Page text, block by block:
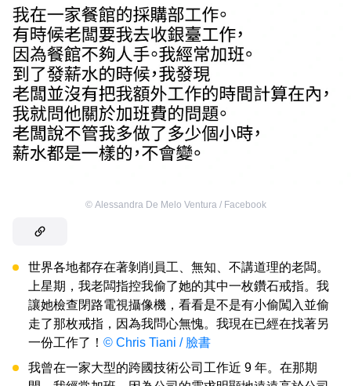
© Alessandra De Melo Ventura / Facebook
世界各地都存在著剝削員工、無知、不講道理的老闆。
上星期，我老闆指控我偷了她的其中一枚鑽石戒指。我
讓她檢查閉路電視攝像機，看看是不是有小偷闖入並偷
走了那枚戒指，因為我問心無愧。我現在已經在找著另
一份工作了！ © Chris Tiani / 臉書
我曾在一家大型的跨國技術公司工作近 9 年。在那期